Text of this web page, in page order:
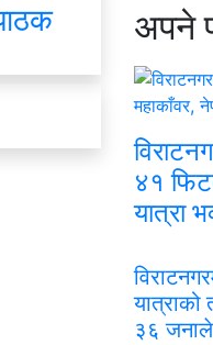
अपने
४१
यात्रा
यात्राको
३६